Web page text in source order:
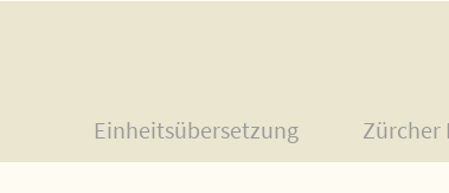
Einheitsübersetzung Zürcher